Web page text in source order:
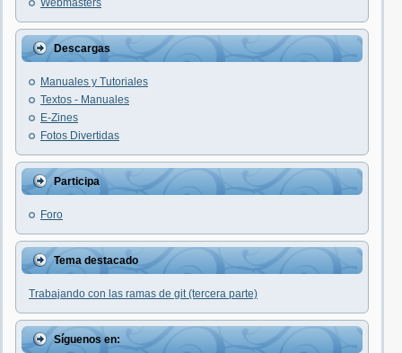
Webmasters
Descargas
Manuales y Tutoriales
Textos - Manuales
E-Zines
Fotos Divertidas
Participa
Foro
Tema destacado
Trabajando con las ramas de git (tercera parte)
Síguenos en: